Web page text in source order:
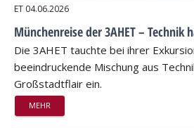
ET 04.06.2026
Münchenreise der 3AHET – Technik
Die 3AHET tauchte bei ihrer
beeindruckende Mischung aus
Großstadtflair ein.
MEHR